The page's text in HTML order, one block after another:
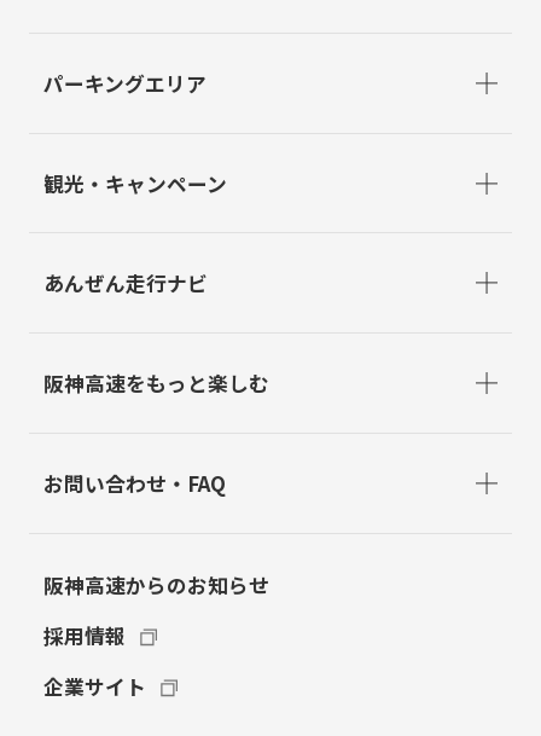
パーキングエリア
観光・キャンペーン
あんぜん走行ナビ
阪神高速をもっと楽しむ
お問い合わせ・FAQ
阪神高速からのお知らせ
採用情報
企業サイト